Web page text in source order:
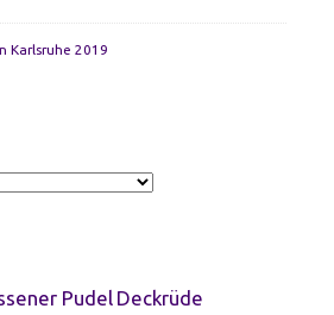
Karlsruhe 2019
Pudel Deckrüde